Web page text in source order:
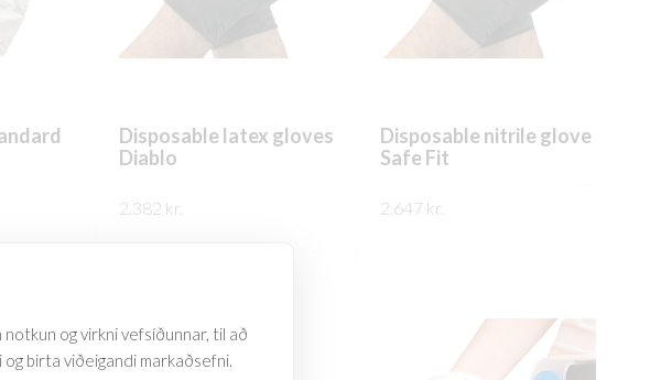
og virkni vefsíðunnar, til að
birta viðeigandi markaðsefni.
Disposable latex gloves
Diablo
2.382 kr.
Disposable nitrile glove
Safe Fit
2.647 kr.